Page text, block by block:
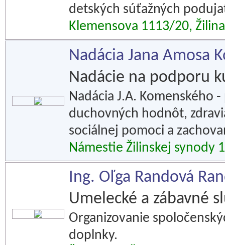
detských súťažných
Klemensova 1113/20, Žilina
Nadácia Jana Amosa
Nadácie na podporu
Nadácia J.A. Komenského
duchovných hodnôt,
sociálnej pomoci a
Námestie Žilinskej synody
Ing. Oľga Randová
Umelecké a zábavné
Organizovanie
doplnky.